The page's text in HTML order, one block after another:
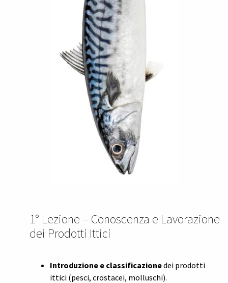
1° Lezione – Conoscenza e Lavorazione
dei Prodotti Ittici
Introduzione e classificazionedei prodotti
ittici (pesci, crostacei, molluschi).